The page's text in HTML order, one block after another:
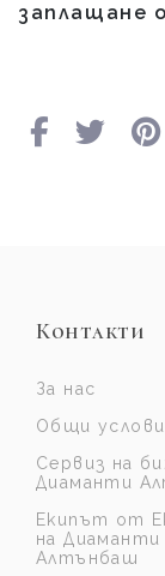
заплащане
Контакти
За нас
Общи
Сервиз на
Диаманти
Екипът от
на Диаманти
Алтънбаш